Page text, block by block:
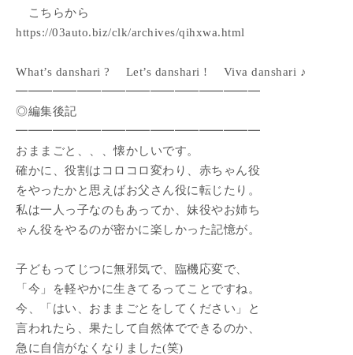
こちらから
https://03auto.biz/clk/archives/qihxwa.html
What’s danshari ? Let’s danshari ! Viva danshari ♪
━━━━━━━━━━━━━━━━━━━━
◎編集後記
━━━━━━━━━━━━━━━━━━━━
おままごと、、、懐かしいです。
確かに、役割はコロコロ変わり、赤ちゃん役
をやったかと思えばお父さん役に転じたり。
私は一人っ子なのもあってか、妹役やお姉ち
ゃん役をやるのが密かに楽しかった記憶が。
子どもってじつに無邪気で、臨機応変で、
「今」を軽やかに生きてるってことですね。
今、「はい、おままごとをしてください」と
言われたら、果たして自然体でできるのか、
急に自信がなくなりました(笑)